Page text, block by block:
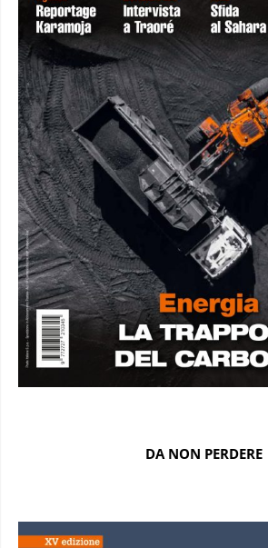
DA NON PERDERE